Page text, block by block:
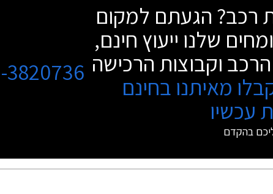
רכב? הגעתם למקום
שלנו ייעוץ חינם,
וקבוצות הרכישה
מאיתנו בחינם
עכשיו
בהקדם
3820736